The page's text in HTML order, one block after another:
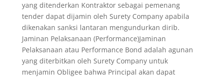
yang ditenderkan Kontraktor sebagai pemenang
tender dapat dijamin oleh Surety Company apabila
dikenakan sanksi lantaran mengundurkan dirib.
Jaminan Pelaksanaan (Performance)Jaminan
Pelaksanaan atau Performance Bond adalah agunan
yang diterbitkan oleh Surety Company untuk
menjamin Obligee bahwa Principal akan dapat